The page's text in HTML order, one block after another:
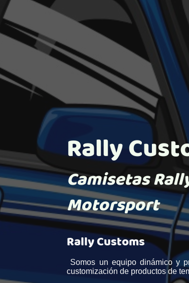
Rally
Camisetas
Motorsport
Rally Customs
Somos un equipo dinámico y
customización de productos de